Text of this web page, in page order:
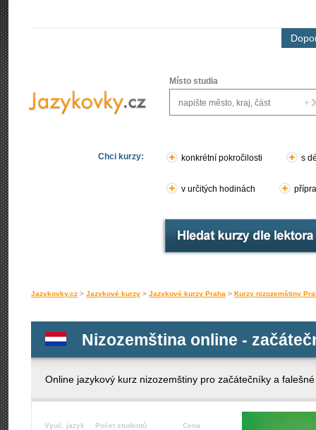
Místo studia
Chci kurzy: konkrétní pokročilosti s
v určitých hodinách
Jazykovky.cz > Jazykové kurzy > Jazykové kurzy Praha > Kurzy nizozemštiny
Nizozemština online -
Online jazykový kurz nizozemštiny pro začátečníky a
Vyuč. jazyk Počet studentů Cena